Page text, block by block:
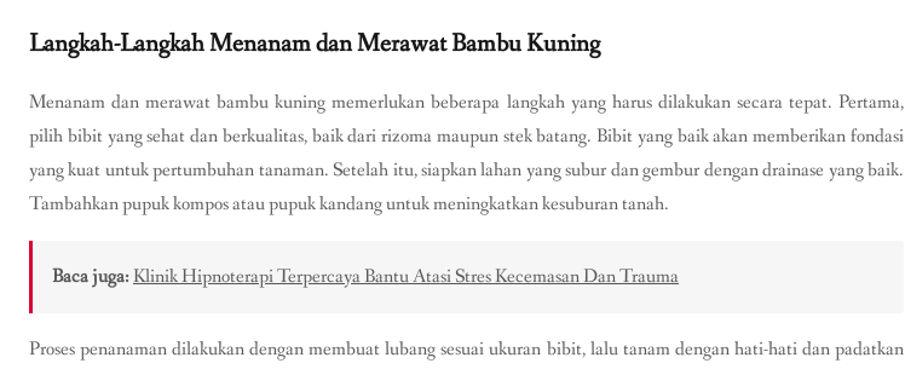
Langkah-Langkah Menanam dan Merawat Bambu Kuning
Menanam dan merawat bambu kuning memerlukan beberapa langkah yang harus dilakukan secara tepat. Pertama,
pilih bibit yang sehat dan berkualitas, baik dari rizoma maupun stek batang. Bibit yang baik akan memberikan fondasi
yang kuat untuk pertumbuhan tanaman. Setelah itu, siapkan lahan yang subur dan gembur dengan drainase yang baik.
Tambahkan pupuk kompos atau pupuk kandang untuk meningkatkan kesuburan tanah.
Baca juga:Klinik Hipnoterapi Terpercaya Bantu Atasi Stres Kecemasan Dan Trauma
Proses penanaman dilakukan dengan membuat lubang sesuai ukuran bibit, lalu tanam dengan hati-hati dan padatkan